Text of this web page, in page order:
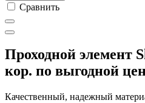
Сравнить
Проходной элемент
кор. по выгодной
Качественный, надежный